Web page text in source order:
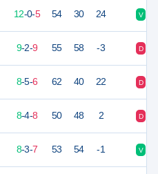
12-0-5 54 30 24 V
9-2-9 55 58 -3 D
8-5-6 62 40 22 D
8-4-8 50 48 2 D
8-3-7 53 54 -1 V